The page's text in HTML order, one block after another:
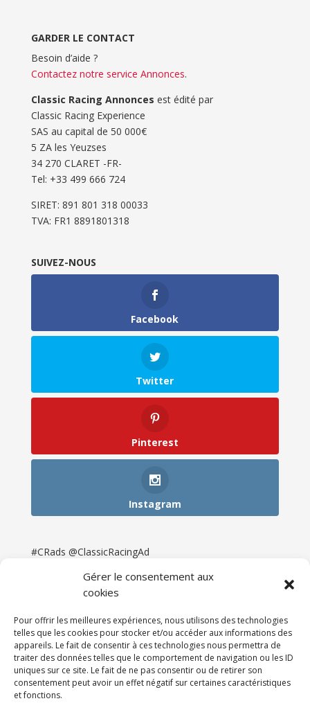
Gérer le consentement aux
cookies
Pour offrir les meilleures expériences, nous utilisons des technologies
telles que les cookies pour stocker et/ou accéder aux informations des
appareils. Le fait de consentir à ces technologies nous permettra de
traiter des données telles que le comportement de navigation ou les ID
uniques sur ce site. Le fait de ne pas consentir ou de retirer son
consentement peut avoir un effet négatif sur certaines caractéristiques
et fonctions.
GARDER LE CONTACT
Besoin d’aide ?
Contactez notre service Annonces.
Classic Racing Annonces est édité par
Classic Racing Experience
SAS au capital de 50 000€
5 ZA les Yeuzses
34 270 CLARET -FR-
Tel: ‭+33 499 666 724‬
SIRET: 891 801 318 00033
TVA: FR1 8891801318
SUIVEZ-NOUS
Facebook
Twitter
Pinterest
Instagram
#CRads @ClassicRacingAd